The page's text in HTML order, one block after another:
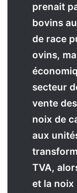
prenait
bovins
de race
ovins,
secteur
vente
noix de
aux
TVA,
et la noix